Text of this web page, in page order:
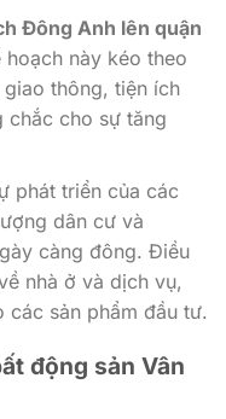
Đông Anh lên quận
này kéo theo
thông, tiện ích
chắc cho sự tăng
phát triển của các
dân cư và
càng đông. Điều
nhà ở và dịch vụ,
các sản phẩm đầu tư.
động sản Vân